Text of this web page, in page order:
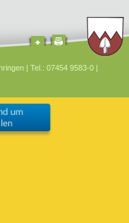
| Tel.: 07454 9583-0 |